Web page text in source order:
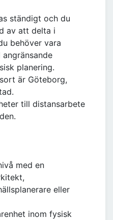
ständigt och du
av att delta i
behöver vara
planering.
är Göteborg,
till distansarbete
med en
eller
inom fysisk